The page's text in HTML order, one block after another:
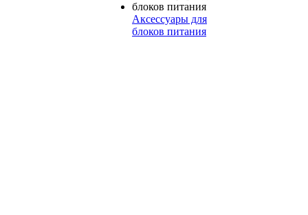
Аксессуары для
блоков питания